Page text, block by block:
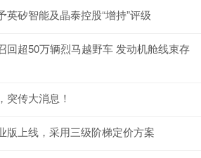
英矽智能及晶泰控股“增持”评级
回超50万辆烈马越野车 发动机舱线束存
突传大消息！
版上线，采用三级阶梯定价方案